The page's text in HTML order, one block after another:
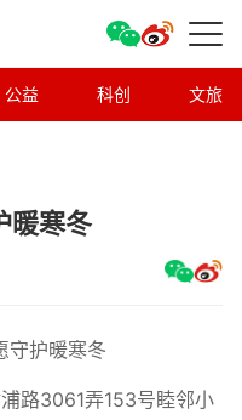
公益 科创 文旅
暖寒冬
守护暖寒冬
路3061弄153号睦邻小